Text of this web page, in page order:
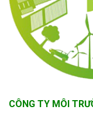
CÔNG TY MÔI